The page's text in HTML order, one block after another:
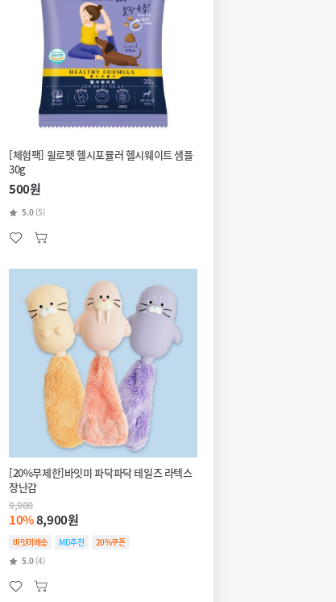
[체험팩] 윌로펫 헬시포뮬러 헬시웨이트 샘플
30g
500원
5.0 (5)
[20%무제한]바잇미 파닥파닥 테일즈 라텍스
장난감
9,900
10%8,900원
바잇미배송 MD추천
20%쿠폰
5.0 (4)